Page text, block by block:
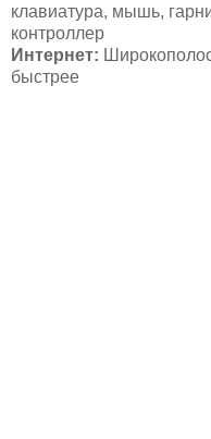
клавиатура, мышь,
контроллер
Интернет:
быстрее